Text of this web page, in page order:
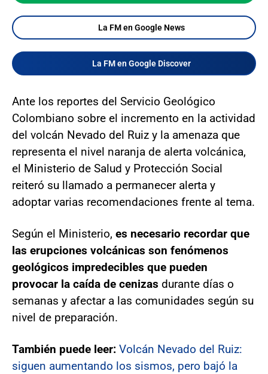
La FM en Google News
La FM en Google Discover
Ante los reportes del Servicio Geológico
Colombiano sobre el incremento en la actividad
del volcán Nevado del Ruiz y la amenaza que
representa el nivel naranja de alerta volcánica,
el Ministerio de Salud y Protección Social
reiteró su llamado a permanecer alerta y
adoptar varias recomendaciones frente al tema.
Según el Ministerio, es necesario recordar que
las erupciones volcánicas son fenómenos
geológicos impredecibles que pueden
provocar la caída de cenizas durante días o
semanas y afectar a las comunidades según su
nivel de preparación.
También puede leer: Volcán Nevado del Ruiz:
siguen aumentando los sismos, pero bajó la